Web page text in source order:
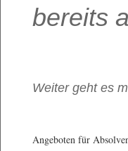
bereits
Weiter geht es
Angeboten für